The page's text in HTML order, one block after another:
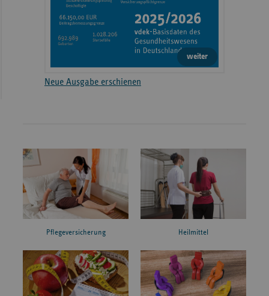
weiter
Neue Ausgabe erschienen
Pflegeversicherung Heilmittel